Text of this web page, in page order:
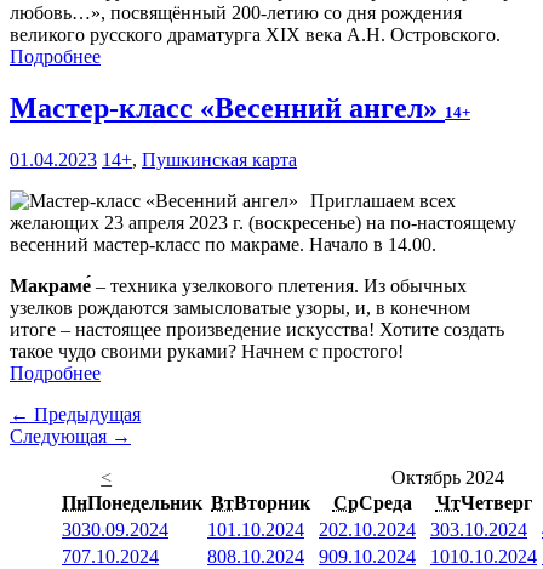
любовь…», посвящённый 200-летию со дня рождения
великого русского драматурга XIX века А.Н. Островского.
Подробнее
Мастер-класс «Весенний ангел» 14+
01.04.2023 14+, Пушкинская карта
Приглашаем всех
желающих 23 апреля 2023 г. (воскресенье) на по-настоящему
весенний мастер-класс по макраме. Начало в 14.00.
Макраме́ – техника узелкового плетения. Из обычных
узелков рождаются замысловатые узоры, и, в конечном
итоге – настоящее произведение искусства! Хотите создать
такое чудо своими руками? Начнем с простого!
Подробнее
← Предыдущая
Следующая →
<
Октябрь 2024
ПнПонедельник ВтВторник СрСреда ЧтЧетверг
3030.09.2024 101.10.2024 202.10.2024 303.10.2024
707.10.2024 808.10.2024 909.10.2024 1010.10.2024